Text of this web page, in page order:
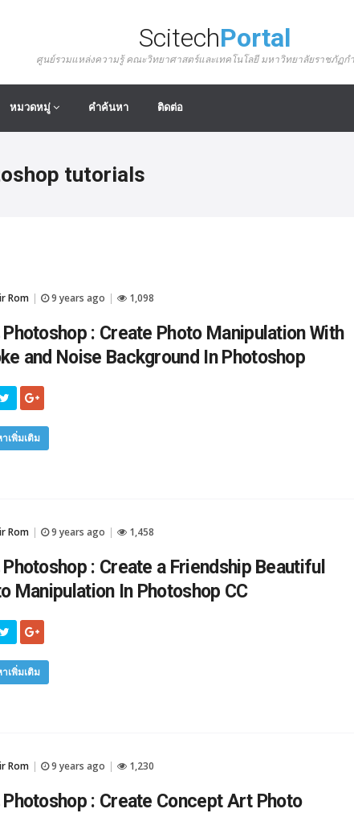
ScitechPortal
ศูนย์รวมแหล่งความรู้ คณะวิทยาศาสตร์และเทคโนโลยี มหาวิทยาลัยราชภัฏก
หมวดหมู่ คำค้นหา ติดต่อ
tutorials
Rom 9 years ago 1,098
: Create Photo Manipulation With
and Noise Background In Photoshop
เพิ่มเติม
Rom 9 years ago 1,458
: Create a Friendship Beautiful
Manipulation In Photoshop CC
เพิ่มเติม
Rom 9 years ago 1,230
: Create Concept Art Photo